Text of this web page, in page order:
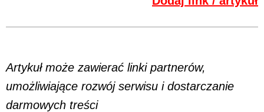
Artykuł może zawierać linki partnerów,
umożliwiające rozwój serwisu i dostarczanie
darmowych treści